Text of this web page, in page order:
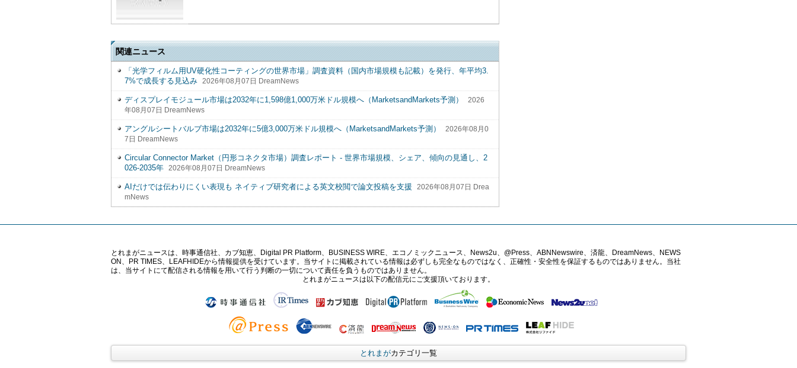
関連ニュース
「光学フィルム用UV硬化性コーティングの世界市場」調査資料（国内市場規模も記載）を発行、年平均3.
7%で成長する見込み
2026年08月07日 DreamNews
ディスプレイモジュール市場は2032年に1,598億1,000万米ドル規模へ（MarketsandMarkets予測）
2026
年08月07日 DreamNews
アングルシートバルブ市場は2032年に5億3,000万米ドル規模へ（MarketsandMarkets予測）
2026年08月0
7日 DreamNews
Circular Connector Market（円形コネクタ市場）調査レポート - 世界市場規模、シェア、傾向の見通し、2
026-2035年
2026年08月07日 DreamNews
AIだけでは伝わりにくい表現も ネイティブ研究者による英文校閲で論文投稿を支援
2026年08月07日 Drea
mNews
とれまがニュースは、時事通信社、カブ知恵、Digital PR Platform、BUSINESS WIRE、エコノミックニュース、News2u、@Press、ABNNewswire、済龍、DreamNews、NEWS
ON、PR TIMES、LEAFHIDEから情報提供を受けています。当サイトに掲載されている情報は必ずしも完全なものではなく、正確性・安全性を保証するものではありません。当社
は、当サイトにて配信される情報を用いて行う判断の一切について責任を負うものではありません。
とれまがニュースは以下の配信元にご支援頂いております。
とれまがカテゴリ一覧